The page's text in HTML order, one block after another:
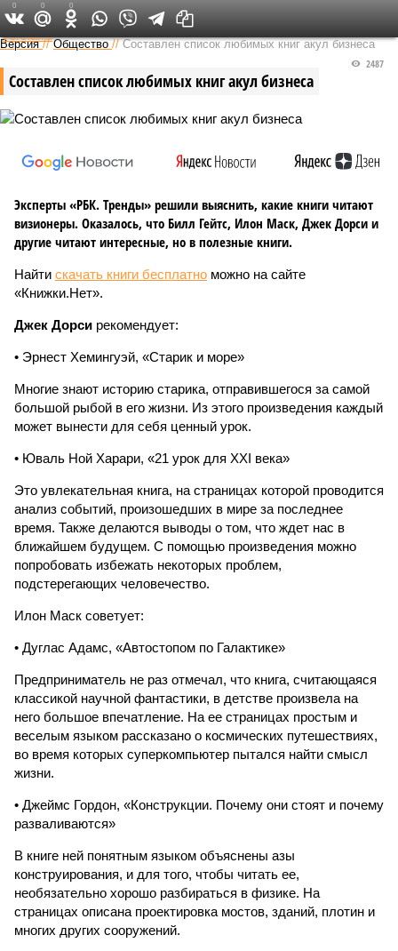
Федеральный выпуск
Версия //Общество //Составлен список любимых книг акул бизнеса
Составлен список любимых книг акул бизнеса
2487
Эксперты «РБК. Тренды» решили выяснить, какие книги читают
визионеры. Оказалось, что Билл Гейтс, Илон Маск, Джек Дорси и
другие читают интересные, но в полезные книги.
Найти скачать книги бесплатно можно на сайте
«Книжки.Нет».
Джек Дорси рекомендует:
• Эрнест Хемингуэй, «Старик и море»
Многие знают историю старика, отправившегося за самой
большой рыбой в его жизни. Из этого произведения каждый
может вынести для себя ценный урок.
• Юваль Ной Харари, «21 урок для XXI века»
Это увлекательная книга, на страницах которой проводится
анализ событий, произошедших в мире за последнее
время. Также делаются выводы о том, что ждет нас в
ближайшем будущем. С помощью произведения можно
попробовать избежать некоторых проблем,
подстерегающих человечество.
Илон Маск советует:
• Дуглас Адамс, «Автостопом по Галактике»
Предприниматель не раз отмечал, что книга, считающаяся
классикой научной фантастики, в детстве произвела на
него большое впечатление. На ее страницах простым и
веселым языком рассказано о космических путешествиях,
во время которых суперкомпьютер пытался найти смысл
жизни.
• Джеймс Гордон, «Конструкции. Почему они стоят и почему
разваливаются»
В книге ней понятным языком объяснены азы
конструирования, и для того, чтобы читать ее,
необязательно хорошо разбираться в физике. На
страницах описана проектировка мостов, зданий, плотин и
многих других сооружений.
0 0 0